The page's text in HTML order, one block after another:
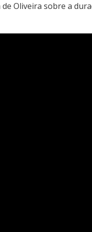
Oliveira sobre a